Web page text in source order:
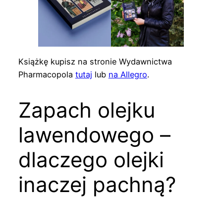
Książkę kupisz na stronie Wydawnictwa
Pharmacopola tutaj lub na Allegro.
Zapach olejku
lawendowego –
dlaczego olejki
inaczej pachną?